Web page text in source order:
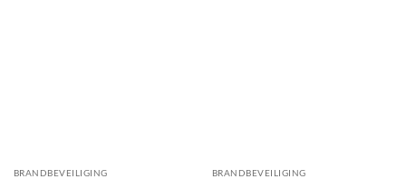
BRANDBEVEILIGING BRANDBEVEILIGING